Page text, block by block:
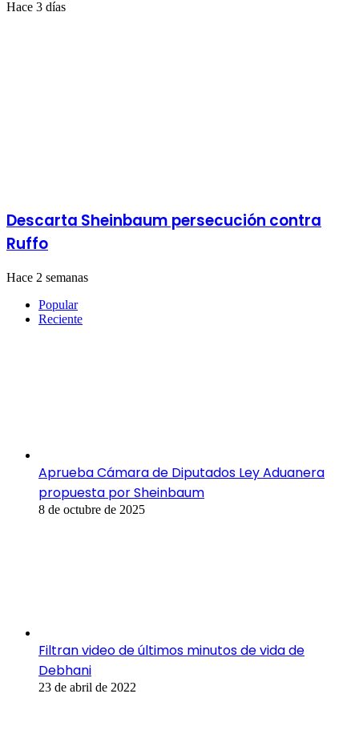
Hace 3 días
Descarta Sheinbaum persecución contra
Ruffo
Hace 2 semanas
Popular
Reciente
Aprueba Cámara de Diputados Ley Aduanera
propuesta por Sheinbaum
8 de octubre de 2025
Filtran video de últimos minutos de vida de
Debhani
23 de abril de 2022